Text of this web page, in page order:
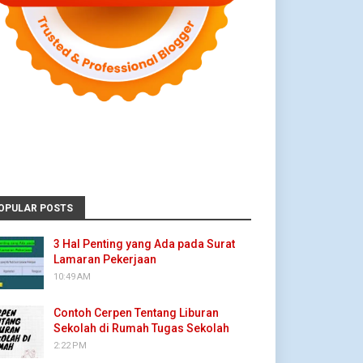
POSTS
3 Hal Penting yang Ada pada Surat
Lamaran Pekerjaan
10:49 AM
Contoh Cerpen Tentang Liburan
Sekolah di Rumah Tugas Sekolah
2:22 PM